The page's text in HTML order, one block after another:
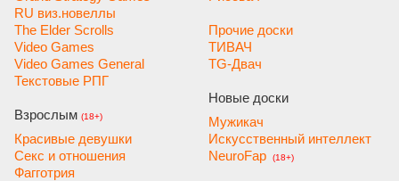
RU виз.новеллы
The Elder Scrolls
Video Games
Video Games General
Текстовые РПГ
Взрослым (18+)
Красивые девушки
Секс и отношения
Фагготрия
Прочие доски
ТИВАЧ
TG-Двач
Новые доски
Мужикач
Искусственный интеллект
NeuroFap
(18+)